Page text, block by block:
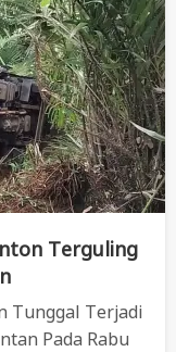
Terguling
Tunggal Terjadi
Pada Rabu